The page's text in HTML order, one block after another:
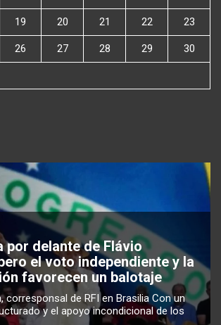
19 20 21 22 23
26 27 28 29 30
por delante de Flávio
el voto independiente y la
favorecen un balotaje
corresponsal de RFI en Brasilia Con un
y el apoyo incondicional de los